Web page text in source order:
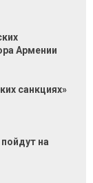
Армении
санкциях»
на